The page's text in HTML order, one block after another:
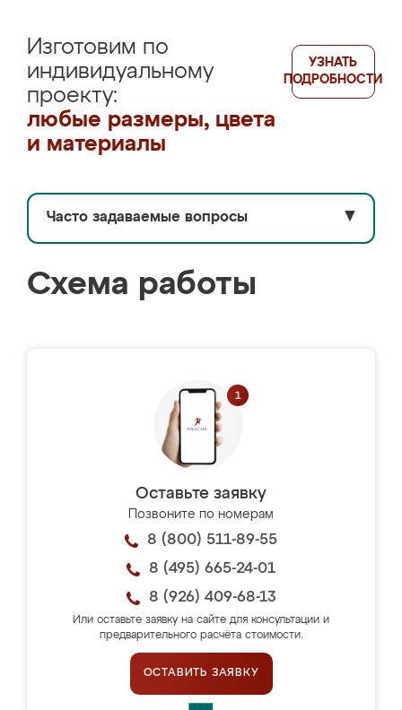
Изготовим по
индивидуальному
проекту:
любые размеры, цвета
и материалы
УЗНАТЬ
ПОДРОБНОСТИ
Часто задаваемые вопросы ▼
Схема работы
Оставьте заявку
Позвоните по номерам
8 (800) 511-89-55
8 (495) 665-24-01
8 (926) 409-68-13
Или оставьте заявку на сайте для консультации и
предварительного расчёта стоимости.
ОСТАВИТЬ ЗАЯВКУ